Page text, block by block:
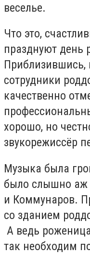
веселье.
Что это,
празднуют день
Приблизившись,
сотрудники
качественно
хорошо, но
звукорежиссёр
Музыка была
было слышно аж
и Коммунаров.
со зданием
А ведь
так необходим